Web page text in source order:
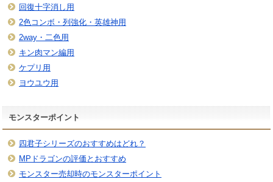
回復十字消し用
2色コンボ・列強化・英雄神用
2way・二色用
キン肉マン編用
ケプリ用
ヨウユウ用
モンスターポイント
四君子シリーズのおすすめはどれ？
MPドラゴンの評価とおすすめ
モンスター売却時のモンスターポイント